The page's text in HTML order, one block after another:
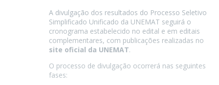
A divulgação dos resultados do Processo Seletivo
Simplificado Unificado da UNEMAT seguirá o
cronograma estabelecido no edital e em editais
complementares, com publicações realizadas no
site oficial da UNEMAT.
O processo de divulgação ocorrerá nas seguintes
fases: